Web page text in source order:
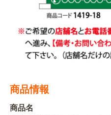
関
ORIGINAL ORDER
商品情報
商品名